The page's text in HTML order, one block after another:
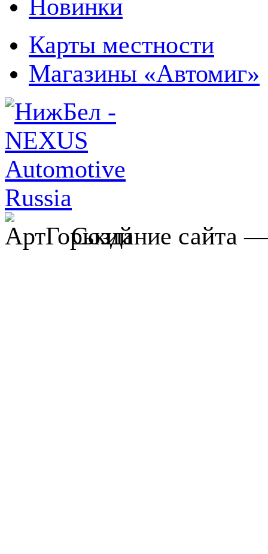
Новинки
Карты местности
Магазины «Автомиг»
Создание сайта